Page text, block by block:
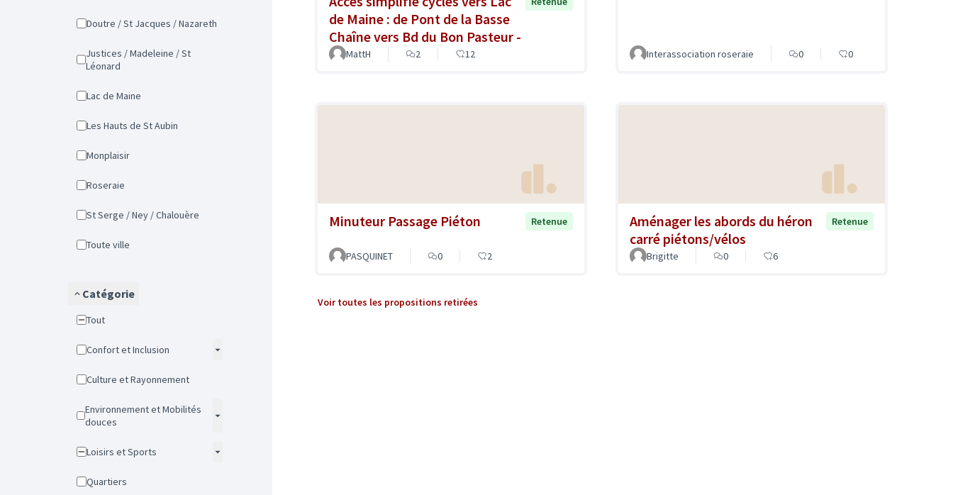
Doutre / St Jacques / Nazareth
Justices / Madeleine / St
Léonard
Lac de Maine
Les Hauts de St Aubin
Monplaisir
Roseraie
St Serge / Ney / Chalouère
Toute ville
Catégorie
Tout
Confort et Inclusion
Culture et Rayonnement
Environnement et Mobilités
douces
Loisirs et Sports
Quartiers
de Maine : de Pont de la Basse
Chaîne vers Bd du Bon Pasteur -
MattH 2 12 Interassociation roseraie 0 0
Minuteur Passage Piéton Retenue
PASQUINET 0 2
Aménager les abords du héron
carré piétons/vélos
Retenue
Brigitte 0 6
Voir toutes les propositions retirées